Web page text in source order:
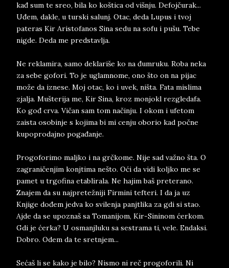
kađ sum te sreo, bila ko koštica od višnju. Defojčurak...
Uđem, dakle, u turski salunj. Otac, deda Lupus i tvoj
pateras Kir Aristofanos Sina sedu na sofu i pušu. Tebe
nigde. Deda me predstavlja.
Ne reklamira, samo deklariše ko na đumruku. Roba neka
za sebe gofori. To je uglamnome, ono što on na pijac
može da iznese. Moj otac, ko i uvek, ništa. Fata mislima
zjalja. Mušterija me, Kir Sina, kroz monjokl rezgledafa.
Ko gođ crva. Vičan sam tom načinju. I okom i ufetom
zaista osobinje s kojima bi mi cenju oborio kad počne
kupoprodajno pogađanje.
Progoforimo maljko i na grčkome. Nije sad važno šta. O
zagraničenjim konjtima nešto. Oći da vidi koljko me se
pamet u trgofina etablirala. Ne hajim baš preterano.
Znajem da su najpretežniji Firmini tefteri. I da ja uz
Knjige dođem jedva ko svilenja panjtlika za gdi si stao.
Ajde da se upoznaš sa Tomanijom, Kir-Sininom ćerkom.
Gdi je ćerka? U osmanjluku sa sestrama ti, vele. Endaksi.
Dobro. Odem da te sretnjem...
Sećaš li se kako je bilo? Nismo ni reč progoforili. Ni